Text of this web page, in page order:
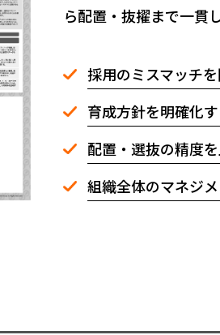
ら配置・抜擢まで一貫
採用のミスマッチ
育成方針を明確化
配置・選抜の精度
組織全体のマネジ